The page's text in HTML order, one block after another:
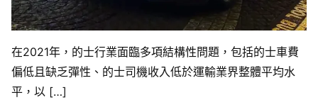
在2021年，的士行業面臨多項結構性問題，包括的士車費
偏低且缺乏彈性、的士司機收入低於運輸業界整體平均水
平，以 […]